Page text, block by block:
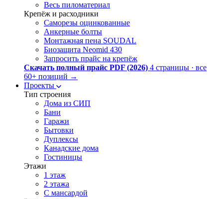
Весь пиломатериал
Крепёж и расходники
Саморезы оцинкованные
Анкерные болты
Монтажная пена SOUDAL
Биозащита Neomid 430
Запросить прайс на крепёж
Скачать полный прайс PDF (2026) 4 страницы · все
60+ позиций →
Проекты
Тип строения
Дома из СИП
Бани
Гаражи
Бытовки
Дуплексы
Канадские дома
Гостиницы
Этажи
1 этаж
2 этажа
С мансардой